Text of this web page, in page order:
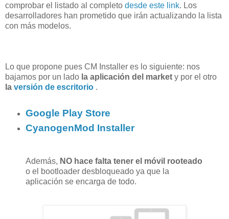
comprobar el listado al completo desde este link. Los
desarrolladores han prometido que irán actualizando la lista
con más modelos.
Lo que propone pues CM Installer es lo siguiente: nos
bajamos por un lado la aplicación del market y por el otro
la versión de escritorio .
Google Play Store
CyanogenMod Installer
Además, NO hace falta tener el móvil rooteado
o el bootloader desbloqueado ya que la
aplicación se encarga de todo.